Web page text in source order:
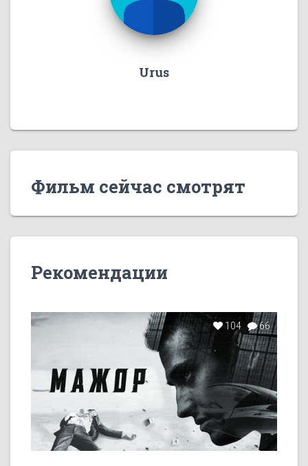
Urus
Фильм сейчас смотрят
Рекомендации
104 66